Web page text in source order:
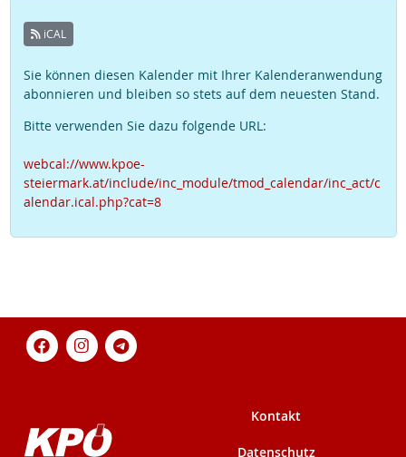
iCAL
Sie können diesen Kalender mit Ihrer Kalenderanwendung
abonnieren und bleiben so stets auf dem neuesten Stand.
Bitte verwenden Sie dazu folgende URL:
webcal://www.kpoe-
steiermark.at/include/inc_module/tmod_calendar/inc_act/c
alendar.ical.php?cat=8
Kontakt
Datenschutz